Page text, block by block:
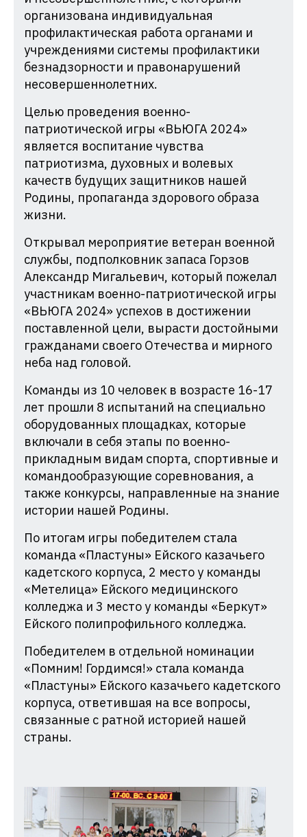
организована индивидуальная
профилактическая работа органами и
учреждениями системы профилактики
безнадзорности и правонарушений
несовершеннолетних.
Целью проведения военно-
патриотической игры «ВЬЮГА 2024»
является воспитание чувства
патриотизма, духовных и волевых
качеств будущих защитников нашей
Родины, пропаганда здорового образа
жизни.
Открывал мероприятие ветеран военной
службы, подполковник запаса Горзов
Александр Мигальевич, который пожелал
участникам военно-патриотической игры
«ВЬЮГА 2024» успехов в достижении
поставленной цели, вырасти достойными
гражданами своего Отечества и мирного
неба над головой.
Команды из 10 человек в возрасте 16-17
лет прошли 8 испытаний на специально
оборудованных площадках, которые
включали в себя этапы по военно-
прикладным видам спорта, спортивные и
командообразующие соревнования, а
также конкурсы, направленные на знание
истории нашей Родины.
По итогам игры победителем стала
команда «Пластуны» Ейского казачьего
кадетского корпуса, 2 место у команды
«Метелица» Ейского медицинского
колледжа и 3 место у команды «Беркут»
Ейского полипрофильного колледжа.
Победителем в отдельной номинации
«Помним! Гордимся!» стала команда
«Пластуны» Ейского казачьего кадетского
корпуса, ответившая на все вопросы,
связанные с ратной историей нашей
страны.